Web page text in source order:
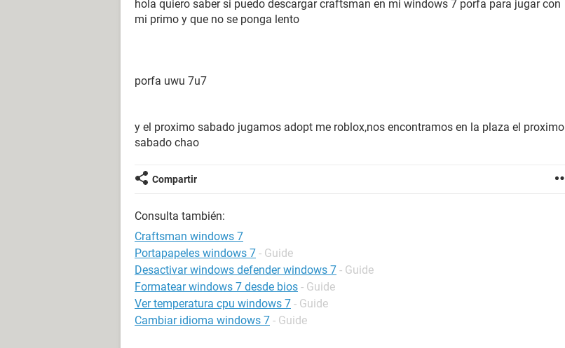
hola quiero saber si puedo descargar craftsman en mi windows 7 porfa para jugar con
mi primo y que no se ponga lento
porfa uwu 7u7
y el proximo sabado jugamos adopt me roblox,nos encontramos en la plaza el proximo
sabado chao
Compartir
Consulta también:
Craftsman windows 7
Portapapeles windows 7 - Guide
Desactivar windows defender windows 7 - Guide
Formatear windows 7 desde bios - Guide
Ver temperatura cpu windows 7 - Guide
Cambiar idioma windows 7 - Guide